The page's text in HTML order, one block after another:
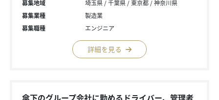
募集地域 埼玉県 千葉県 東京都
神奈川県
募集業種
製造業
募集職種
エンジニア
詳細を見る
傘下のグループ会社に勤めるドライバー、管理者